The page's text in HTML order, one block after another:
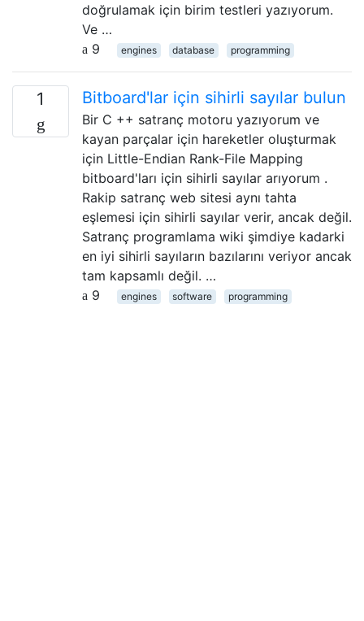
doğrulamak için birim testleri yazıyorum.
Ve …
9
engines database programming
1 Bitboard'lar için sihirli sayılar bulun
Bir C ++ satranç motoru yazıyorum ve
kayan parçalar için hareketler oluşturmak
için Little-Endian Rank-File Mapping
bitboard'ları için sihirli sayılar arıyorum .
Rakip satranç web sitesi aynı tahta
eşlemesi için sihirli sayılar verir, ancak değil.
Satranç programlama wiki şimdiye kadarki
en iyi sihirli sayıların bazılarını veriyor ancak
tam kapsamlı değil. …
9
engines software programming